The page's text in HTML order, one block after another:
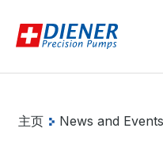
主页 News and Events